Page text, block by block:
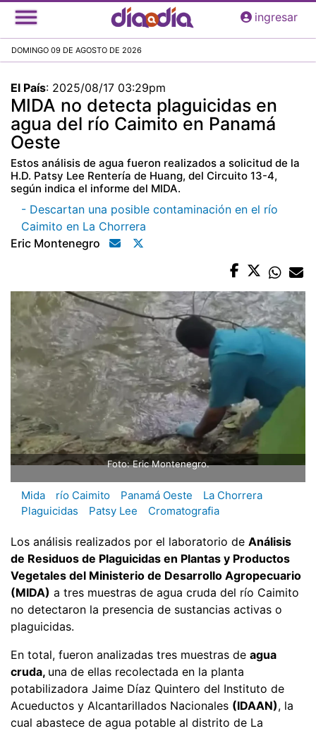
Pasar
al
principal
ingresar
DOMINGO 09 DE AGOSTO DE 2026
El País: 2025/08/17 03:29pm
MIDA no detecta plaguicidas en
agua del río Caimito en Panamá
Oeste
Estos análisis de agua fueron realizados a solicitud de la
H.D. Patsy Lee Rentería de Huang, del Circuito 13-4,
según indica el informe del MIDA.
- Descartan una posible contaminación en el río
Caimito en La Chorrera
Eric Montenegro
Foto: Eric Montenegro.
Mida río Caimito Panamá Oeste
La Chorrera
Plaguicidas
Patsy Lee Cromatografia
Los análisis realizados por el laboratorio de Análisis
de Residuos de Plaguicidas en Plantas y Productos
Vegetales del Ministerio de Desarrollo Agropecuario
(MIDA) a tres muestras de agua cruda del río Caimito
no detectaron la presencia de sustancias activas o
plaguicidas.
En total, fueron analizadas tres muestras de agua
cruda, una de ellas recolectada en la planta
potabilizadora Jaime Díaz Quintero del Instituto de
Acueductos y Alcantarillados Nacionales (IDAAN), la
cual abastece de agua potable al distrito de La